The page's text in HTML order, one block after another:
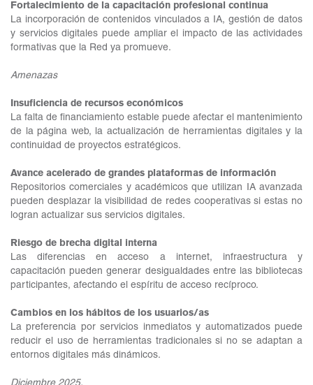
Fortalecimiento de la capacitación profesional continua
La incorporación de contenidos vinculados a IA, gestión de datos
y servicios digitales puede ampliar el impacto de las actividades
formativas que la Red ya promueve.
Amenazas
Insuficiencia de recursos económicos
La falta de financiamiento estable puede afectar el mantenimiento
de la página web, la actualización de herramientas digitales y la
continuidad de proyectos estratégicos.
Avance acelerado de grandes plataformas de información
Repositorios comerciales y académicos que utilizan IA avanzada
pueden desplazar la visibilidad de redes cooperativas si estas no
logran actualizar sus servicios digitales.
Riesgo de brecha digital interna
Las diferencias en acceso a internet, infraestructura y
capacitación pueden generar desigualdades entre las bibliotecas
participantes, afectando el espíritu de acceso recíproco.
Cambios en los hábitos de los usuarios/as
La preferencia por servicios inmediatos y automatizados puede
reducir el uso de herramientas tradicionales si no se adaptan a
entornos digitales más dinámicos.